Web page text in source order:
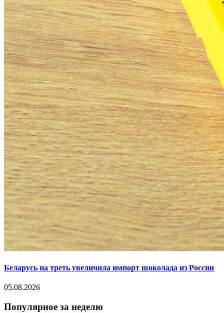
Беларусь на треть увеличила импорт шоколада из России
05.08.2026
Популярное за неделю